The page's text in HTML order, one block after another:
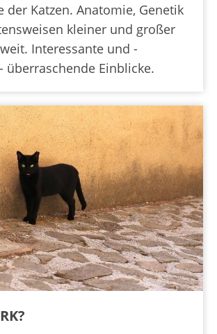
der Katzen. Anatomie, Genetik
kleiner und großer
Interessante und -
überraschende Einblicke.